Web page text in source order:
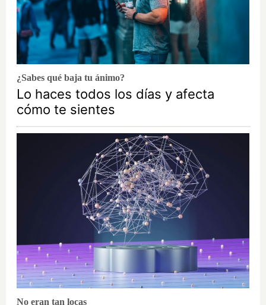
¿Sabes qué baja tu ánimo?
Lo haces todos los días y afecta
cómo te sientes
No eran tan locas